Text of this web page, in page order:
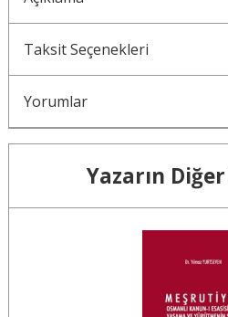
Taksit Seçenekleri
Yorumlar
Yazarın